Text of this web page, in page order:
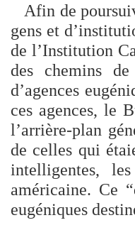
Afin de
gens et
de l’Institution
des chemins
d’agences
ces agences, le
l’arrière-plan
de celles qui
intelligentes,
américaine. Ce
eugéniques